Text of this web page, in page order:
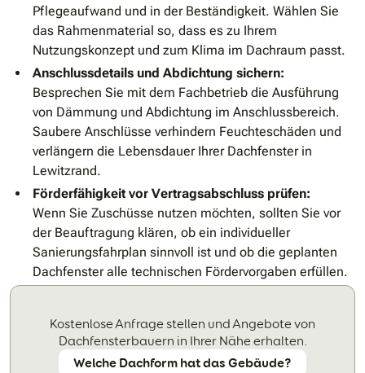
Pflegeaufwand und in der Beständigkeit. Wählen Sie
das Rahmenmaterial so, dass es zu Ihrem
Nutzungskonzept und zum Klima im Dachraum passt.
Anschlussdetails und Abdichtung sichern:
Besprechen Sie mit dem Fachbetrieb die Ausführung
von Dämmung und Abdichtung im Anschlussbereich.
Saubere Anschlüsse verhindern Feuchteschäden und
verlängern die Lebensdauer Ihrer Dachfenster in
Lewitzrand.
Förderfähigkeit vor Vertragsabschluss prüfen:
Wenn Sie Zuschüsse nutzen möchten, sollten Sie vor
der Beauftragung klären, ob ein individueller
Sanierungsfahrplan sinnvoll ist und ob die geplanten
Dachfenster alle technischen Fördervorgaben erfüllen.
Kostenlose Anfrage stellen und Angebote von
Dachfensterbauern in Ihrer Nähe erhalten.
Welche Dachform hat das Gebäude?